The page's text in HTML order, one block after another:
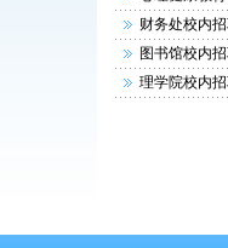
财务处校内
图书馆校内
理学院校内